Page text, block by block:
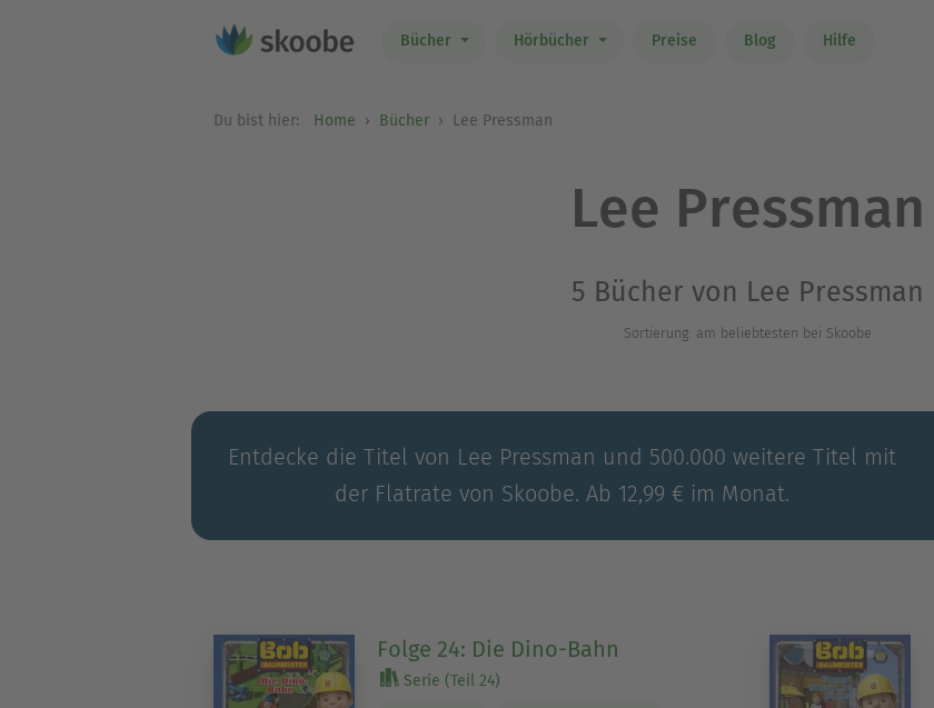
Bücher Hörbücher Preise Blog Hilfe
Du bist hier: Home Bücher Lee Pressman
Lee Pressman
5 Bücher von Lee Pressman
Sortierung: am beliebtesten bei Skoobe
Entdecke die Titel von Lee Pressman und 500.000 weitere Titel mit
der Flatrate von Skoobe. Ab 12,99 € im Monat.
Folge 24: Die Dino-Bahn
Serie (Teil 24)